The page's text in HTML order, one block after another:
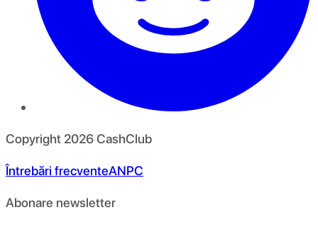
Copyright 2026CashClub
Întrebări frecventeANPC
Abonare newsletter